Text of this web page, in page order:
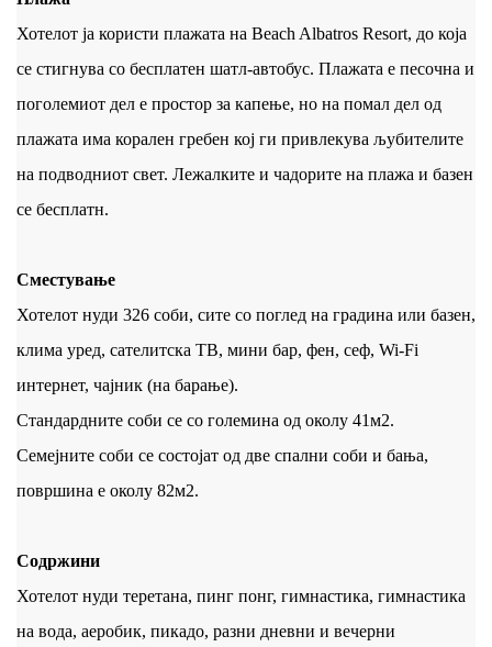
Хотелот ја користи плажата на Beach Albatros Resort, до која
се стигнува со бесплатен шатл-автобус. Плажата е песочна и
поголемиот дел е простор за капење, но на помал дел од
плажата има корален гребен кој ги привлекува љубителите
на подводниот свет. Лежалките и чадорите на плажа и базен
се бесплатн.
Сместување
Хотелот нуди 326 соби, сите со поглед на градина или базен,
клима уред, сателитска ТВ, мини бар, фен, сеф, Wi-Fi
интернет, чајник (на барање).
Стандардните соби се со големина од околу 41м2.
Семејните соби се состојат од две спални соби и бања,
површина е околу 82м2.
Содржини
Хотелот нуди теретана, пинг понг, гимнастика, гимнастика
на вода, аеробик, пикадо, разни дневни и вечерни